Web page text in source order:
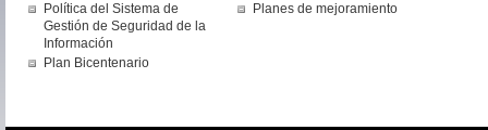
Política del Sistema de
Gestión de Seguridad de la
Información
Plan Bicentenario
Planes de mejoramiento